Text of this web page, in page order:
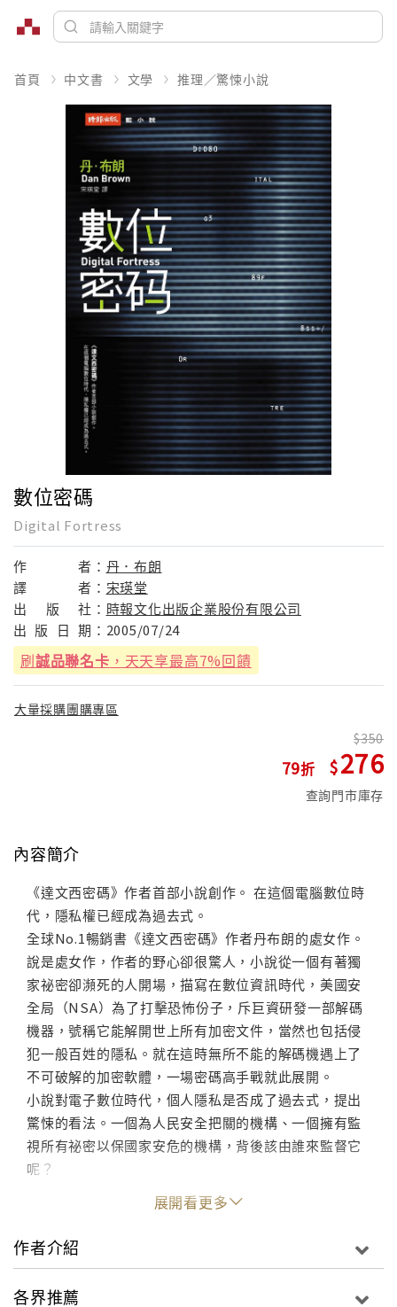
首頁 中文書 文學 推理／驚悚小說
數位密碼
Digital Fortress
作 者： 丹．布朗
譯
者： 宋瑛堂
出
版 社： 時報文化出版企業股份有限公司
出 版 日 期： 2005/07/24
刷誠品聯名卡 ，天天享最高7%回饋
大量採購團購專區
79
350
276
查詢門市庫存
內容簡介
《達文西密碼》作者首部小說創作。 在這個電腦數位時
代，隱私權已經成為過去式。
全球No.1暢銷書《達文西密碼》作者丹布朗的處女作。
說是處女作，作者的野心卻很驚人，小說從一個有著獨
家祕密卻瀕死的人開場，描寫在數位資訊時代，美國安
全局（NSA）為了打擊恐怖份子，斥巨資研發一部解碼
機器，號稱它能解開世上所有加密文件，當然也包括侵
犯一般百姓的隱私。就在這時無所不能的解碼機遇上了
不可破解的加密軟體，一場密碼高手戰就此展開。
小說對電子數位時代，個人隱私是否成了過去式，提出
驚悚的看法。一個為人民安全把關的機構、一個擁有監
視所有祕密以保國家安危的機構，背後該由誰來監督它
呢？
主角在國安風暴中，面對祕密與謊言，奮力解救她相信
有益打擊犯罪的國安局。眾叛親離之際，她發現自己極
力解救的不僅是國家，而且是自己的性命，最後還需解
救她深愛的男人。
展開看更多
作者介紹
各界推薦